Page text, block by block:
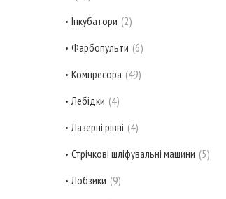
Інкубатори 2
Фарбопульти 6
Компресора 49
Лебідки 4
Лазерні рівні 4
Стрічкові шліфувальні машини 5
Лобзики 9